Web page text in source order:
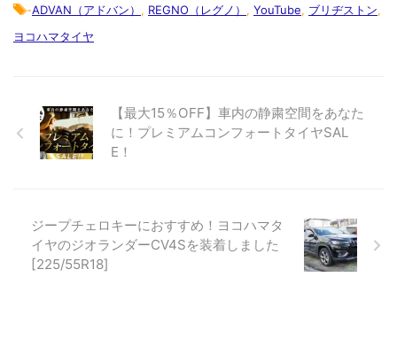
-ADVAN（アドバン） , REGNO（レグノ） , YouTube, ブリヂストン,
ヨコハマタイヤ
【最大15％OFF】車内の静粛空間をあなた
に！プレミアムコンフォートタイヤSAL
E！
ジープチェロキーにおすすめ！ヨコハマタ
イヤのジオランダーCV4Sを装着しました
[225/55R18]